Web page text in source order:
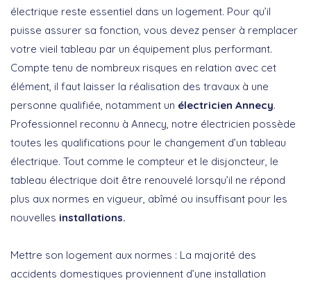
électrique reste essentiel dans un logement. Pour qu’il
puisse assurer sa fonction, vous devez penser à remplacer
votre vieil tableau par un équipement plus performant.
Compte tenu de nombreux risques en relation avec cet
élément, il faut laisser la réalisation des travaux à une
personne qualifiée, notamment un électricien Annecy.
Professionnel reconnu à Annecy, notre électricien possède
toutes les qualifications pour le changement d’un tableau
électrique. Tout comme le compteur et le disjoncteur, le
tableau électrique doit être renouvelé lorsqu’il ne répond
plus aux normes en vigueur, abîmé ou insuffisant pour les
nouvelles installations.
Mettre son logement aux normes : La majorité des
accidents domestiques proviennent d’une installation